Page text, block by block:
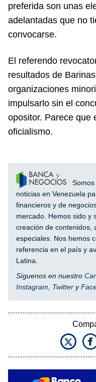
preferida son unas
adelantadas que no
convocarse.
El referendo
resultados de
organizaciones
impulsarlo sin el
opositor. Parece que
oficialismo.
noticias en Venezuela
financieros y de
mercado. Hemos sido y
creación de contenidos,
especiales. Nos hemos
referencia en el país y
Latina.
Síguenos en nuestro
Instagram
Twitter y